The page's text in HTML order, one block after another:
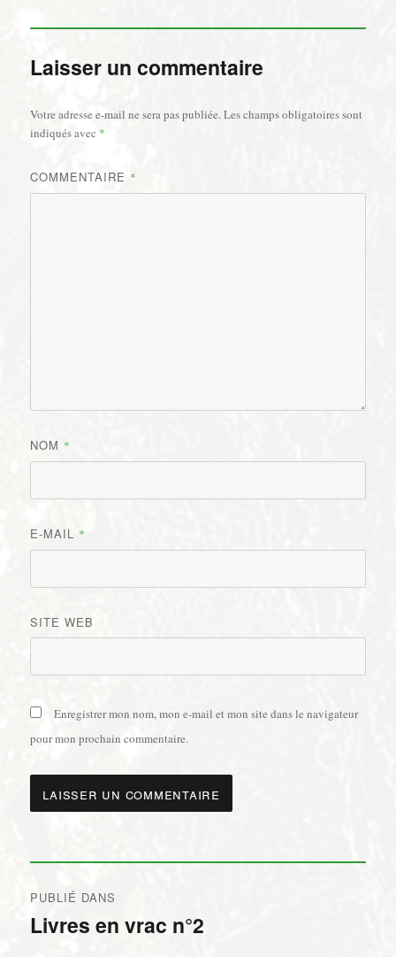
Laisser un commentaire
Votre adresse e-mail ne sera pas publiée.Les champs obligatoires sont
indiqués avec *
COMMENTAIRE *
NOM *
E-MAIL *
SITE WEB
Enregistrer mon nom, mon e-mail et mon site dans le navigateur
pour mon prochain commentaire.
de
PUBLIÉ DANS
Livres en vrac n°2